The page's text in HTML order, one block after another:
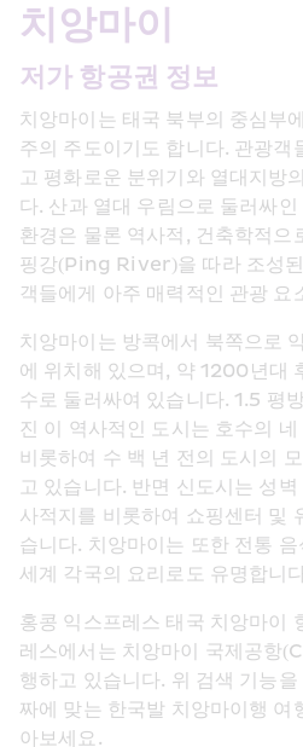
치앙마이
저가 항공권 정보
치앙마이는 태국 북부의 중심부
주의 주도이기도 합니다. 관광객
고 평화로운 분위기와 열대지방
다. 산과 열대 우림으로 둘러싸
환경은 물론 역사적, 건축학적으
핑강(Ping River)을 따라 조성
객들에게 아주 매력적인 관광 요
치앙마이는 방콕에서 북쪽으로
에 위치해 있으며, 약 1200년대
수로 둘러싸여 있습니다. 1.5 평
진 이 역사적인 도시는 호수의
비롯하여 수 백 년 전의 도시의
고 있습니다. 반면 신도시는 성
사적지를 비롯하여 쇼핑센터 및
습니다. 치앙마이는 또한 전통
세계 각국의 요리로도 유명합니
홍콩 익스프레스 태국 치앙마이
레스에서는 치앙마이 국제공항
행하고 있습니다. 위 검색 기능
짜에 맞는 한국발 치앙마이행 여
아보세요.